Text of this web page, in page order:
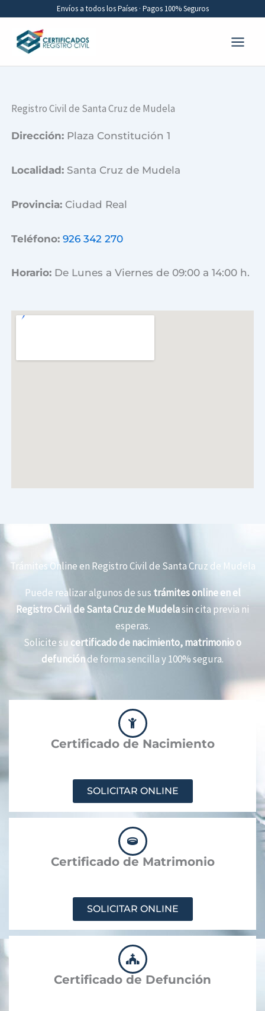
contenido
Envíos a todos los Países · Pagos 100% Seguros
Registro Civil de Santa Cruz de Mudela
Dirección: Plaza Constitución 1
Localidad: Santa Cruz de Mudela
Provincia: Ciudad Real
Teléfono: 926 342 270
Horario: De Lunes a Viernes de 09:00 a 14:00 h.
Trámites Online en Registro Civil de Santa Cruz de Mudela
Puede realizar algunos de sus trámites online en el
Registro Civil de Santa Cruz de Mudelasin cita previa ni
esperas.
Solicite su certificado de nacimiento, matrimonio o
defunciónde forma sencilla y 100% segura.
Certificado de Nacimiento
SOLICITAR ONLINE
Certificado de Matrimonio
SOLICITAR ONLINE
Certificado de Defunción